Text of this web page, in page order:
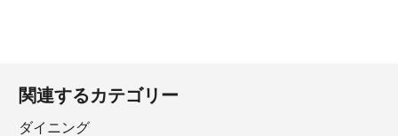
関連するカテゴリー
ダイニング